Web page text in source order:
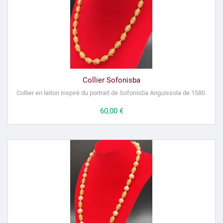
Collier Sofonisba
Collier en laiton inspiré du portrait de Sofonisba Anguissola de 1580.
Prix
60,00 €